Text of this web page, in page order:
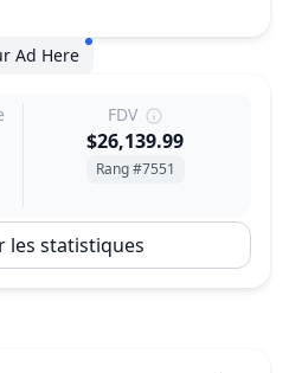
Ad Here
FDV
$26,139.99
Rang #7551
les statistiques